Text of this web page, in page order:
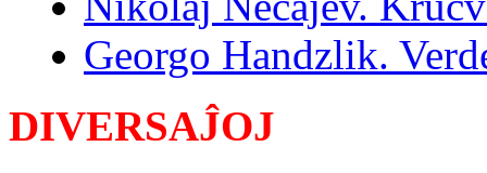
Georgo Handzlik.
DIVERSAĴOJ